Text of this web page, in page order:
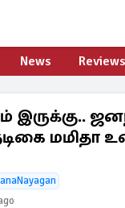
News Reviews
இருக்கு..
மமிதா